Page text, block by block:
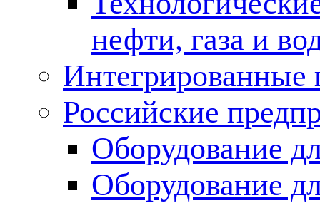
нефти, газа и
Российские
Оборудование
Оборудование